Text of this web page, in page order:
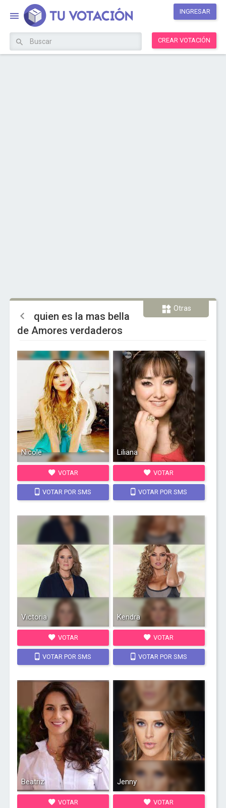
INGRESAR
CREAR VOTACIÓN
Otras
quien es la mas bella
de Amores verdaderos
Nicole
VOTAR
VOTAR POR SMS
Liliana
VOTAR
VOTAR POR SMS
Victoria
VOTAR
VOTAR POR SMS
Kendra
VOTAR
VOTAR POR SMS
Beatriz
VOTAR
Jenny
VOTAR